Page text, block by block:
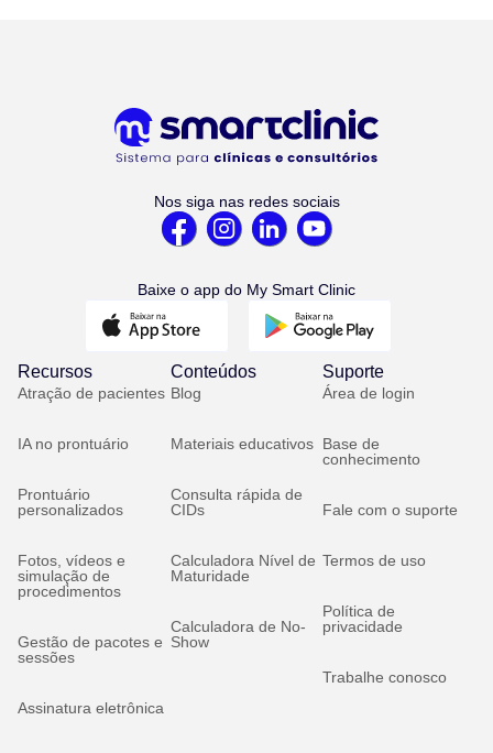
Nos siga nas redes sociais
Baixe o app do My Smart Clinic
Recursos
Atração de pacientes
IA no prontuário
Prontuário
personalizados
Fotos, vídeos e
simulação de
procedimentos
Gestão de pacotes e
sessões
Assinatura eletrônica
Conteúdos
Blog
Materiais educativos
Consulta rápida de
CIDs
Calculadora Nível de
Maturidade
Calculadora de No-
Show
Suporte
Área de login
Base de
conhecimento
Fale com o suporte
Termos de uso
Política de
privacidade
Trabalhe conosco